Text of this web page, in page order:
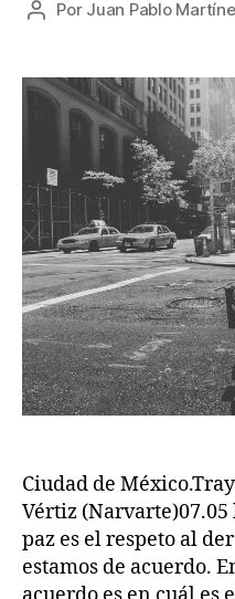
Autor
publicación
Por Juan Pablo
Ciudad de
Vértiz (Narvarte)07.05
paz es el respeto al
estamos de acuerdo.